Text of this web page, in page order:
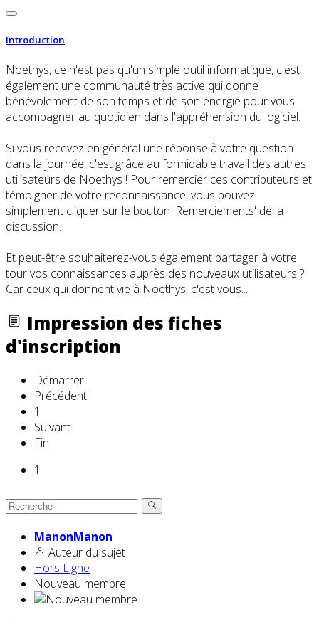
Introduction
Noethys, ce n'est pas qu'un simple outil informatique, c'est
également une communauté très active qui donne
bénévolement de son temps et de son énergie pour vous
accompagner au quotidien dans l'appréhension du logiciel.
Si vous recevez en général une réponse à votre question
dans la journée, c'est grâce au formidable travail des autres
utilisateurs de Noethys ! Pour remercier ces contributeurs et
témoigner de votre reconnaissance, vous pouvez
simplement cliquer sur le bouton 'Remerciements' de la
discussion.
Et peut-être souhaiterez-vous également partager à votre
tour vos connaissances auprès des nouveaux utilisateurs ?
Car ceux qui donnent vie à Noethys, c'est vous...
Impression des fiches
d'inscription
Démarrer
Précédent
1
Suivant
Fin
1
ManonManon
Auteur du sujet
Hors Ligne
Nouveau membre